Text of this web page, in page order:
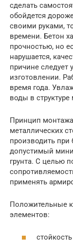
сделать
обойдется
своими руками,
времени. Бетон
прочностью, но
нарушается,
причине следует
изготовлении.
время года.
воды в структуре
Принцип монтажа
металлических
производить при
допустимый
грунта. С целью
применять
Положительные
элементов: